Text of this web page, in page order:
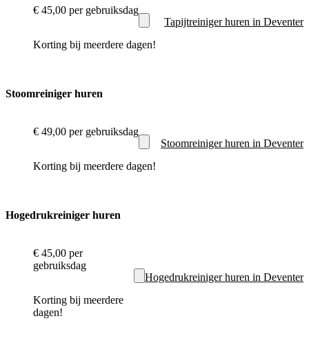
€ 45,00 per gebruiksdag
Korting bij meerdere dagen!
Tapijtreiniger huren in Deventer
Stoomreiniger huren
€ 49,00 per gebruiksdag
Korting bij meerdere dagen!
Stoomreiniger huren in Deventer
Hogedrukreiniger huren
€ 45,00 per
gebruiksdag
Korting bij meerdere
dagen!
Hogedrukreiniger huren in Deventer